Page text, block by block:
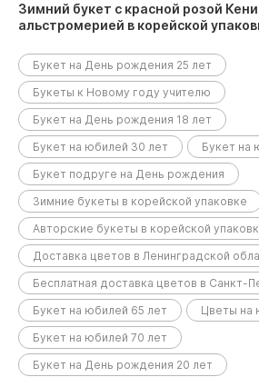
Зимний букет с красной розой
альстромерией в корейской
Букет на День рождения 25 лет
Букеты к Новому году учителю
Букет на День рождения 18 лет
Букет на юбилей 30 лет
Букет на
Букет подруге на День рождения
Зимние букеты в корейской упаковке
Авторские букеты в корейской
Доставка цветов в Ленинградской
Бесплатная доставка цветов в Санкт-
Букет на юбилей 65 лет
Цветы на
Букет на юбилей 70 лет
Букет на День рождения 20 лет